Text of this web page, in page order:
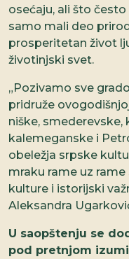
osećaju, ali što
samo mali deo
prosperitetan život
životinjski svet.
„Pozivamo sve
pridruže
niške, smederevske,
kalemeganske i
obeležja srpske
mraku rame uz
kulture i istorijski
Aleksandra
U saopštenju se
pod pretnjom